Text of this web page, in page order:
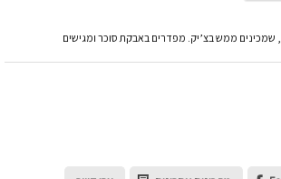
שמכינים ממש בצ’יק. מפדרים באבקת סוכר ומגישים